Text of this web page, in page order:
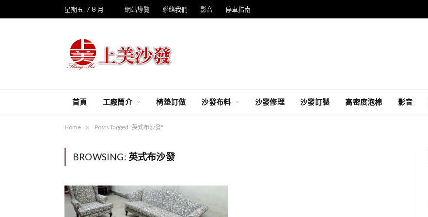
星期五, 7 8 月 網站導覽 聯絡我們 影音 停車指南
首頁 工廠簡介 椅墊訂做 沙發布料 沙發修理 沙發訂製 高密度泡棉 影音
Home » Posts Tagged "英式布沙發"
BROWSING: 英式布沙發